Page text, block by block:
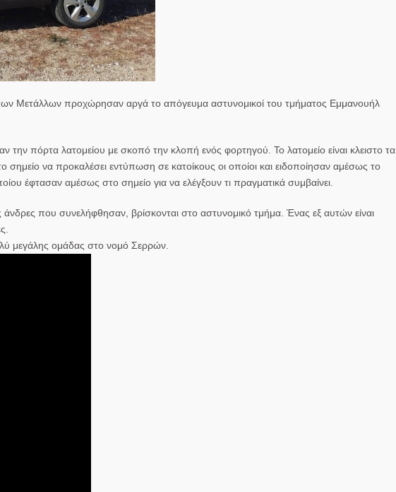
Μετάλλων προχώρησαν αργά το απόγευμα αστυνομικοί του τμήματος Εμμανουήλ
πόρτα λατομείου με σκοπό την κλοπή ενός φορτηγού. Το λατομείο είναι κλειστο τα
να προκαλέσει εντύπωση σε κατοίκους οι οποίοι και ειδοποίησαν αμέσως το
έφτασαν αμέσως στο σημείο για να ελέγξουν τι πραγματικά συμβαίνει.
που συνελήφθησαν, βρίσκονται στο αστυνομικό τμήμα. Ένας εξ αυτών είναι
μεγάλης ομάδας στο νομό Σερρών.